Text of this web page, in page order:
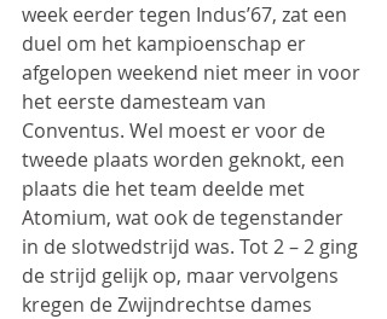
week eerder tegen Indus’67, zat een
duel om het kampioenschap er
afgelopen weekend niet meer in voor
het eerste damesteam van
Conventus. Wel moest er voor de
tweede plaats worden geknokt, een
plaats die het team deelde met
Atomium, wat ook de tegenstander
in de slotwedstrijd was. Tot 2 – 2 ging
de strijd gelijk op, maar vervolgens
kregen de Zwijndrechtse dames